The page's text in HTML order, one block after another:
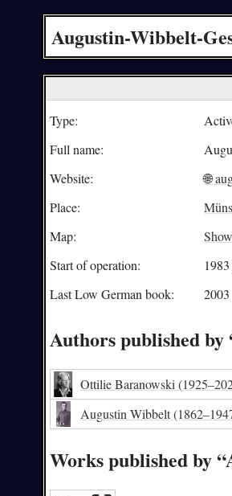
Augustin-Wibbelt-
Type:
Full name:
Website:
🌐
Place:
Map:
Start of operation:
Last Low German book:
2003
Authors published
Ottilie Baranowski
Augustin Wibbelt
Works published by